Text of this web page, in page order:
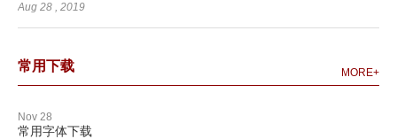
Aug 28 , 2019
MORE+
常用下载
Nov 28
常用字体下载